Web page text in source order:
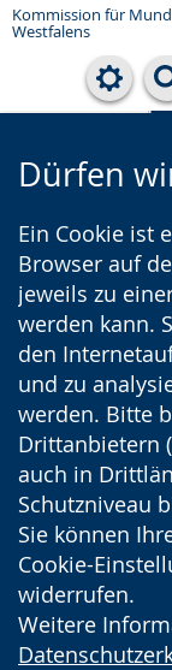
Kommission für
Westfalens
Dürfen
Ein Cookie ist
Browser auf
jeweils zu
werden kann.
den
und zu
werden. Bitte
Drittanbietern
auch in
Schutzniveau
Sie können
Cookie-
widerrufen.
Weitere